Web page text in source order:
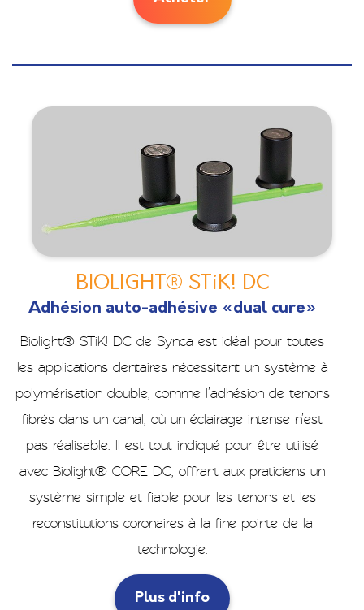
BIOLIGHT® STiK! DC
Adhésion auto-adhésive «dual cure»
Biolight® STiK! DC de Synca est idéal pour toutes
les applications dentaires nécessitant un système à
polymérisation double, comme l’adhésion de tenons
fibrés dans un canal, où un éclairage intense n’est
pas réalisable. Il est tout indiqué pour être utilisé
avec Biolight® CORE DC, offrant aux praticiens un
système simple et fiable pour les tenons et les
reconstitutions coronaires à la fine pointe de la
technologie.
Plus d'info